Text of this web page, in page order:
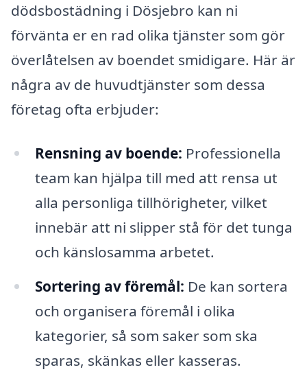
dödsbostädning i Dösjebro kan ni
förvänta er en rad olika tjänster som gör
överlåtelsen av boendet smidigare. Här är
några av de huvudtjänster som dessa
företag ofta erbjuder:
Rensning av boende: Professionella
team kan hjälpa till med att rensa ut
alla personliga tillhörigheter, vilket
innebär att ni slipper stå för det tunga
och känslosamma arbetet.
Sortering av föremål: De kan sortera
och organisera föremål i olika
kategorier, så som saker som ska
sparas, skänkas eller kasseras.